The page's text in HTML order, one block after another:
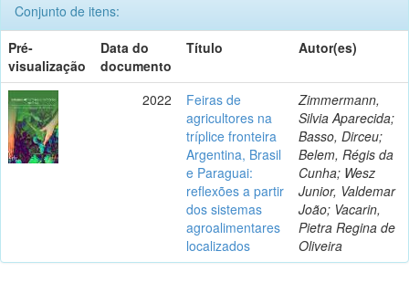
Conjunto de itens:
Pré-
visualização
Data do
documento
Título Autor(es)
2022
Feiras de
agricultores na
tríplice fronteira
Argentina, Brasil
e Paraguai:
reflexões a partir
dos sistemas
agroalimentares
localizados
Zimmermann,
Silvia Aparecida;
Basso, Dirceu;
Belem, Régis da
Cunha; Wesz
Junior, Valdemar
João; Vacarin,
Pietra Regina de
Oliveira